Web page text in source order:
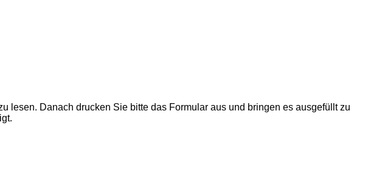
lesen. Danach drucken Sie bitte das Formular aus und bringen es ausgefüllt zu